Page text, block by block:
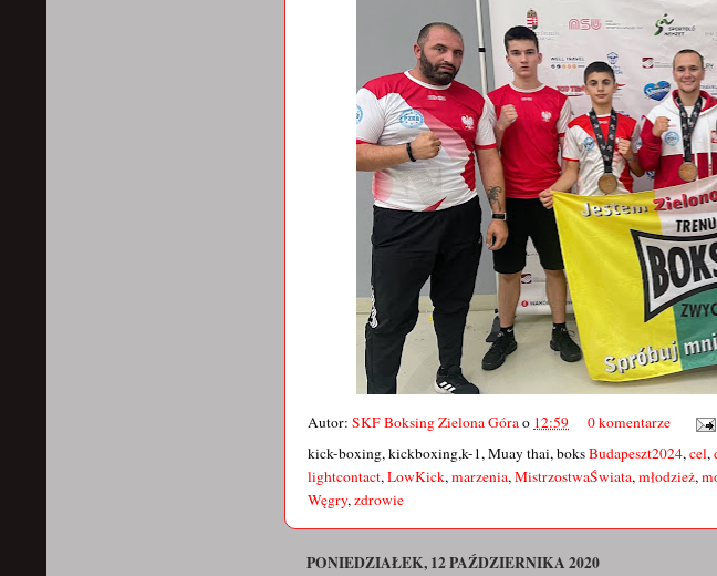
Autor: SKF Boksing Zielona Górao 12:59
0 komentarze
kick-boxing, kickboxing,k-1, Muay thai, boksBudapeszt2024,cel,
lightcontact,LowKick,marzenia,MistrzostwaŚwiata,młodzież,
Węgry,zdrowie
PONIEDZIAŁEK, 12 PAŹDZIERNIKA 2020